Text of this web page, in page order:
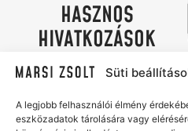
Süti
A legjobb felhasználói élmény
eszközadatok tárolására vagy
HASZNOS
HIVATKOZÁSOK
Süti szabályzat